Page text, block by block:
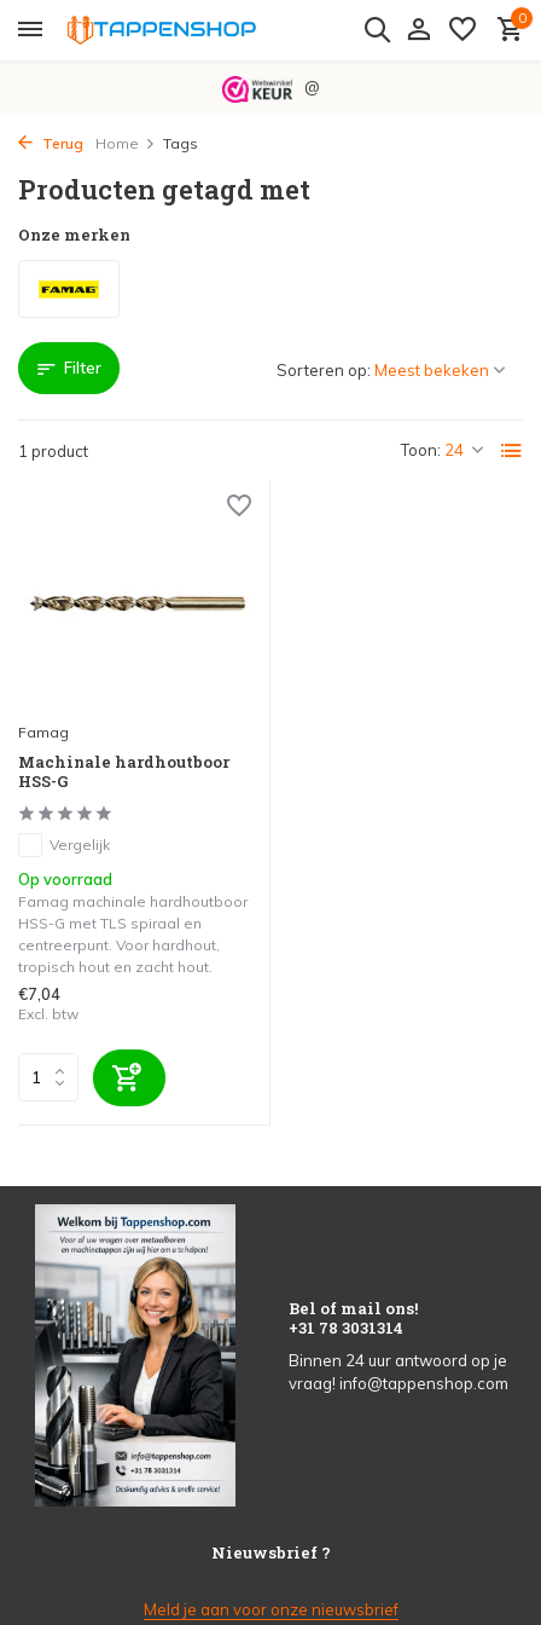
0
@
Terug Home Tags
Producten getagd met
Onze merken
Filter
1 product Toon:
Sorteren op:
Famag
Machinale hardhoutboor
HSS-G
Vergelijk
Op voorraad
Famag machinale hardhoutboor
HSS-G met TLS spiraal en
centreerpunt. Voor hardhout,
tropisch hout en zacht hout.
€7,04
Excl. btw
Bel of mail ons!
+31 78 3031314
Binnen 24 uur antwoord op je
vraag! info@tappenshop.com
Nieuwsbrief ?
Meld je aan voor onze nieuwsbrief